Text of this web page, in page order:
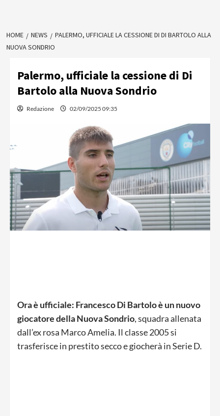
HOME NEWS
PALERMO, UFFICIALE LA CESSIONE DI DI BARTOLO ALLA
NUOVA SONDRIO
Palermo, ufficiale la cessione di Di
Bartolo alla Nuova Sondrio
Redazione 02/09/2025 09:35
Ora è ufficiale: Francesco Di Bartolo è un nuovo
giocatore della Nuova Sondrio, squadra allenata
dall’ex rosa Marco Amelia. Il classe 2005 si
trasferisce in prestito secco e giocherà in Serie D.